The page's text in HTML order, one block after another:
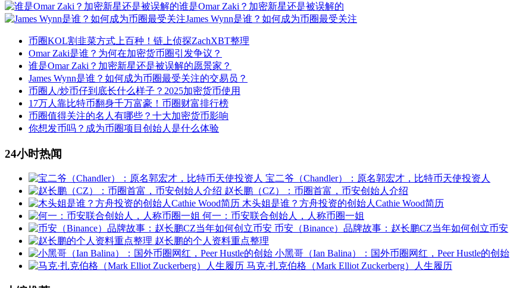
谁是Omar Zaki？加密新星还是被误解的
James Wynn是谁？如何成为币圈最受关注
币圈KOL割韭菜方式上百种！链上侦探ZachXBT整理
Omar Zaki是谁？为何在加密货币圈引发争议？
谁是Omar Zaki？加密新星还是被误解的愿景家？
James Wynn是谁？如何成为币圈最受关注的交易员？
币圈人/炒币仔到底长什么样子？2025加密货币使用
17万人靠比特币翻身千万富豪！币圈财富排行榜
币圈值得关注的名人有哪些？十大加密货币影响
你想发币吗？成为币圈项目创始人是什么体验
24小时热闻
宝二爷（Chandler）：原名郭宏才，比特币天使投资人
赵长鹏（CZ）：币圈首富，币安创始人介绍
木头姐是谁？方舟投资的创始人Cathie Wood简历
何一：币安联合创始人，人称币圈一姐
币安（Binance）品牌故事：赵长鹏CZ当年如何创立币安
赵长鹏的个人资料重点整理
小黑哥（Ian Balina）：国外币圈网红，Peer Hustle的创始
马克·扎克伯格（Mark Elliot Zuckerberg）人生履历